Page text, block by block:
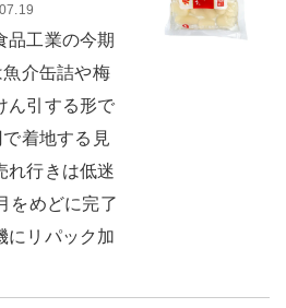
工業の今期
魚介缶詰や梅
ん引する形で
着地する見
れ行きは低迷
をめどに完了
にリパック加